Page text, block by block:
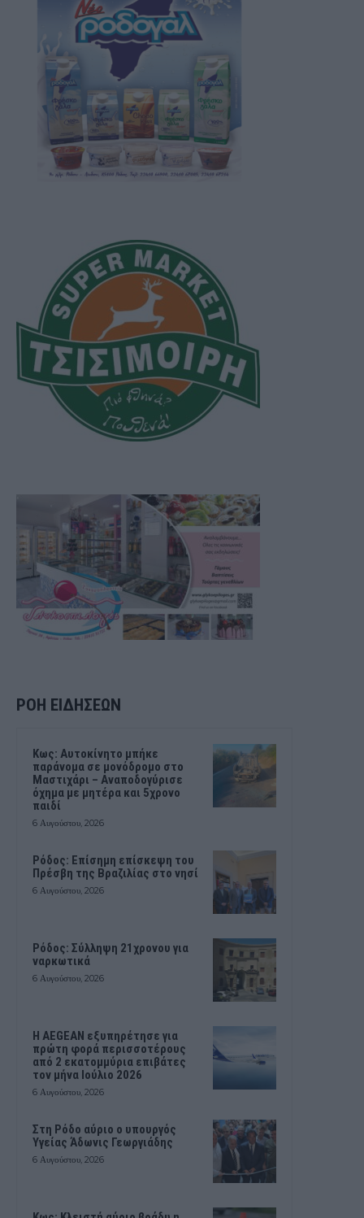
ΡΟΗ ΕΙΔΗΣΕΩΝ
Kως: Αυτοκίνητο μπήκε
παράνομα σε μονόδρομο στο
Μαστιχάρι – Αναποδογύρισε
όχημα με μητέρα και 5χρονο
παιδί
6 Αυγούστου, 2026
Ρόδος: Επίσημη επίσκεψη του
Πρέσβη της Βραζιλίας στο νησί
6 Αυγούστου, 2026
Ρόδος: Σύλληψη 21χρονου για
ναρκωτικά
6 Αυγούστου, 2026
Η AEGEAN εξυπηρέτησε για
πρώτη φορά περισσοτέρους
από 2 εκατομμύρια επιβάτες
τον μήνα Ιούλιο 2026
6 Αυγούστου, 2026
Στη Ρόδο αύριο ο υπουργός
Υγείας Άδωνις Γεωργιάδης
6 Αυγούστου, 2026